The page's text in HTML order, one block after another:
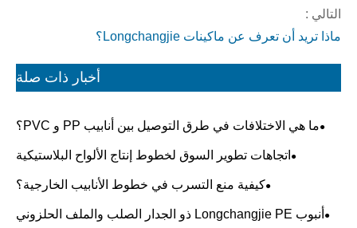
التالي :
ماذا تريد أن تعرف عن ماكينات Longchangjie؟
أخبار ذات صلة
ما هي الاختلافات في طرق التوصيل بين أنابيب PP و PVC؟
اتجاهات تطوير السوق لخطوط إنتاج الألواح البلاستيكية
كيفية منع التسرب في خطوط الأنابيب الخارجية؟
أنبوب Longchangjie PE ذو الجدار الصلب والملف الحلزوني